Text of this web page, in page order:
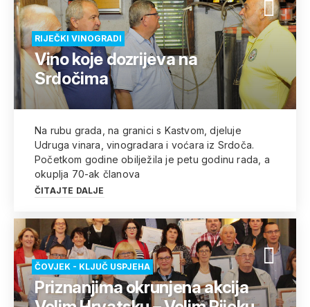
RIJEČKI VINOGRADI
Vino koje dozrijeva na
Srdočima
Na rubu grada, na granici s Kastvom, djeluje
Udruga vinara, vinogradara i voćara iz Srdoča.
Početkom godine obilježila je petu godinu rada, a
okuplja 70-ak članova
ČITAJTE DALJE
ČOVJEK - KLJUČ USPJEHA
Priznanjima okrunjena akcija